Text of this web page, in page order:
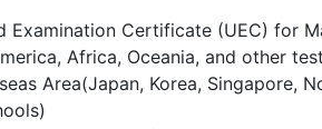
Examination Certificate (UEC) for
Africa, Oceania, and other
Area(Japan, Korea, Singapore,